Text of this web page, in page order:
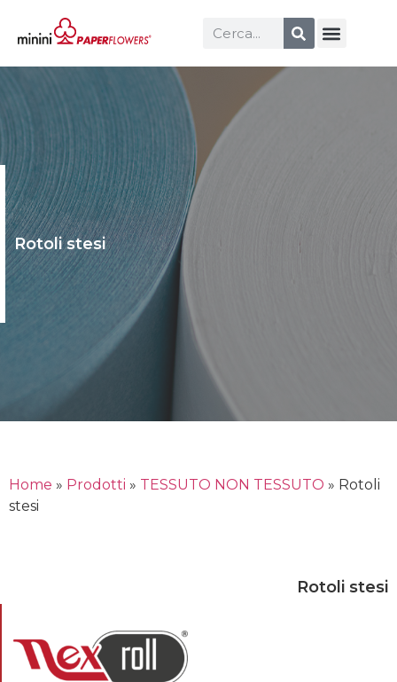
Rotoli stesi
Home » Prodotti » TESSUTO NON TESSUTO » Rotoli
stesi
Rotoli stesi